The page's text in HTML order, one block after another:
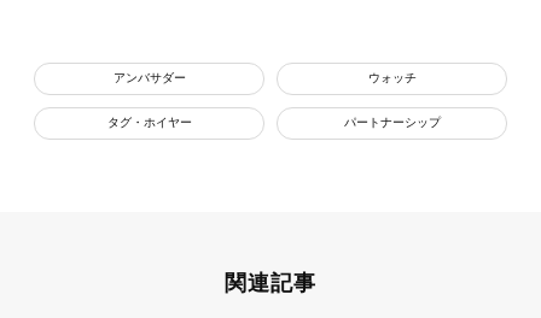
アンバサダー ウォッチ
タグ・ホイヤー パートナーシップ
関連記事